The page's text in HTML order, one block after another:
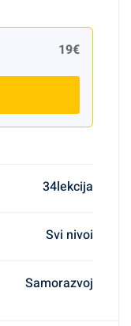
19€
34lekcija
Svi nivoi
Samorazvoj